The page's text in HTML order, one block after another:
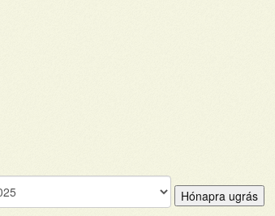
Hónapra ugrás